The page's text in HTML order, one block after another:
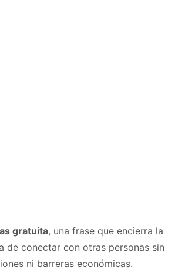
gratuita, una frase que encierra la
de conectar con otras personas sin
ni barreras económicas.